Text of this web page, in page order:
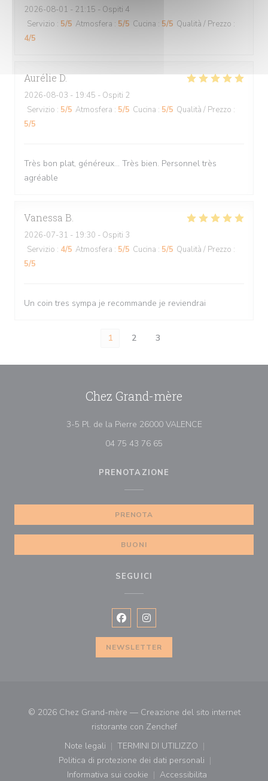
2026-08-01 - 21:15 - Ospiti 4
Servizio : 5/5 Atmosfera : 5/5 Cucina : 5/5 Qualità / Prezzo :
4/5
Aurélie D
2026-08-03 - 19:45 - Ospiti 2
Servizio : 5/5 Atmosfera : 5/5 Cucina : 5/5 Qualità / Prezzo :
5/5
Très bon plat, généreux... Très bien. Personnel très
agréable
Vanessa B
2026-07-31 - 19:30 - Ospiti 3
Servizio : 4/5 Atmosfera : 5/5 Cucina : 5/5 Qualità / Prezzo :
5/5
Un coin tres sympa je recommande je reviendrai
1 2 3
Chez Grand-mère
3-5 Pl. de la Pierre 26000 VALENCE((apre una
04 75 43 76 65
PRENOTAZIONE
PRENOTA
BUONI
SEGUICI
Facebook ((apre una nuova
Instagram ((apre una nuova
NEWSLETTER
© 2026 Chez Grand-mère — Creazione del sito internet
ristorante con Zenchef((apre una nuova
Note legali
((apre una nuova finestra))
TERMINI DI UTILIZZO
((apre una nuova finestra))
Politica di protezione dei dati personali
((apre una nuova finestra))
Informativa sui cookie Accessibilita